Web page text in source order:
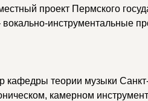
проект Пермского
инструментальные
кафедры теории музыки
камерном